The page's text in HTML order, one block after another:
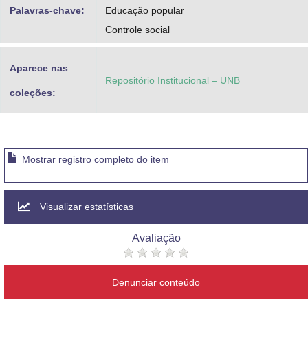
Palavras-chave:
Educação popular
Controle social
Aparece nas
coleções:
Repositório Institucional – UNB
Mostrar registro completo do item
Visualizar estatísticas
Avaliação
Denunciar conteúdo